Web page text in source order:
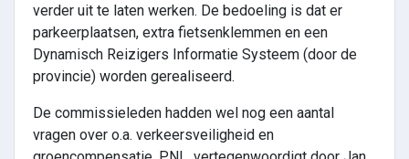
verder uit te laten werken. De bedoeling is dat er
parkeerplaatsen, extra fietsenklemmen en een
Dynamisch Reizigers Informatie Systeem (door de
provincie) worden gerealiseerd.
De commissieleden hadden wel nog een aantal
vragen over o.a. verkeersveiligheid en